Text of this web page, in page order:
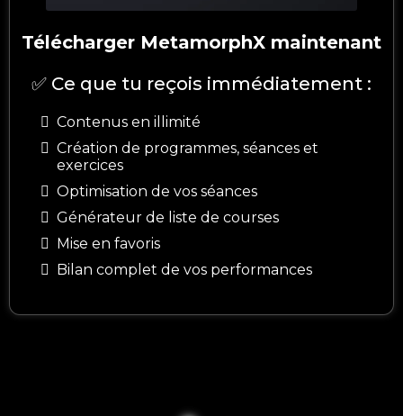
Télécharger MetamorphX maintenant
✅ Ce que tu reçois immédiatement :
Contenus en illimité
Création de programmes, séances et
exercices
Optimisation de vos séances
Générateur de liste de courses
Mise en favoris
Bilan complet de vos performances